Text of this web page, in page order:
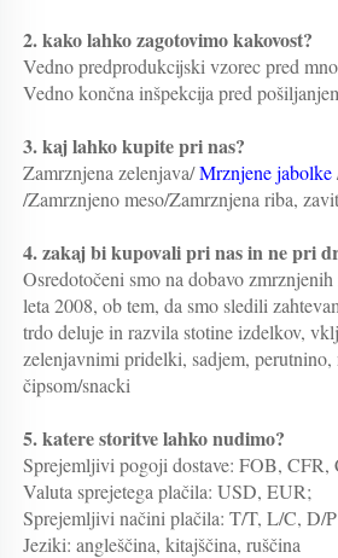
2. kako lahko zagotovimo kakovost?
Vedno predprodukcijski vzorec pred
Vedno končna inšpekcija pred
3. kaj lahko kupite pri nas?
Zamrznjena zelenjava/ Mrznjene jabolke
/Zamrznjeno meso/Zamrznjena riba,
4. zakaj bi kupovali pri nas in ne pri
Osredotočeni smo na dobavo
leta 2008, ob tem, da smo sledili
trdo deluje in razvila stotine izdelkov,
zelenjavnimi pridelki, sadjem, perutnino,
čipsom/snacki
5. katere storitve lahko nudimo?
Sprejemljivi pogoji dostave: FOB, CFR,
Valuta sprejetega plačila: USD, EUR;
Sprejemljivi načini plačila: T/T, L/C, D/
Jeziki: angleščina, kitajščina, ruščina